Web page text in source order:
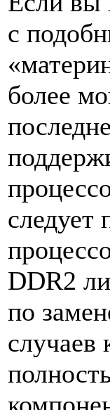
с
более
следует
DDR2
по
случаев